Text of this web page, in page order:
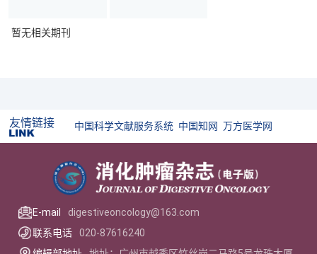
暂无相关期刊
友情链接 中国科学文献服务系统 中国知网 万方医学网
E-mail
digestiveoncology@163.com
联系电话
020-87616240